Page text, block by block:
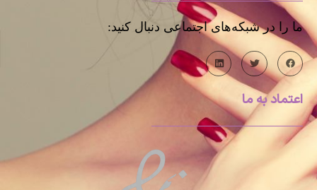
ما را در شبکه‌های اجتماعی دنبال کنید:
اعتماد به ما